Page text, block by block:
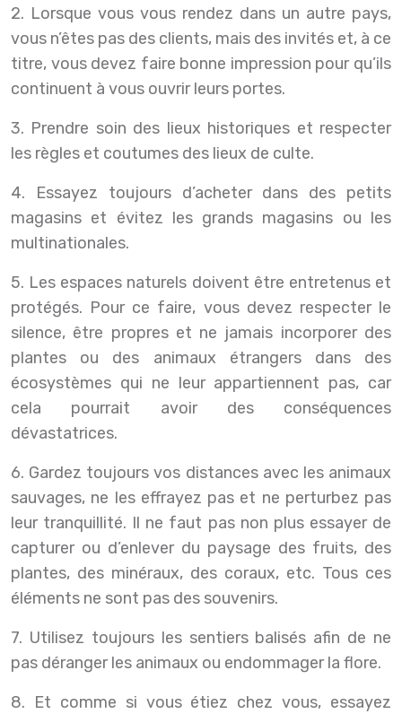
2. Lorsque vous vous rendez dans un autre pays,
vous n’êtes pas des clients, mais des invités et, à ce
titre, vous devez faire bonne impression pour qu’ils
continuent à vous ouvrir leurs portes.
3. Prendre soin des lieux historiques et respecter
les règles et coutumes des lieux de culte.
4. Essayez toujours d’acheter dans des petits
magasins et évitez les grands magasins ou les
multinationales.
5. Les espaces naturels doivent être entretenus et
protégés. Pour ce faire, vous devez respecter le
silence, être propres et ne jamais incorporer des
plantes ou des animaux étrangers dans des
écosystèmes qui ne leur appartiennent pas, car
cela pourrait avoir des conséquences
dévastatrices.
6. Gardez toujours vos distances avec les animaux
sauvages, ne les effrayez pas et ne perturbez pas
leur tranquillité. Il ne faut pas non plus essayer de
capturer ou d’enlever du paysage des fruits, des
plantes, des minéraux, des coraux, etc. Tous ces
éléments ne sont pas des souvenirs.
7. Utilisez toujours les sentiers balisés afin de ne
pas déranger les animaux ou endommager la flore.
8. Et comme si vous étiez chez vous, essayez